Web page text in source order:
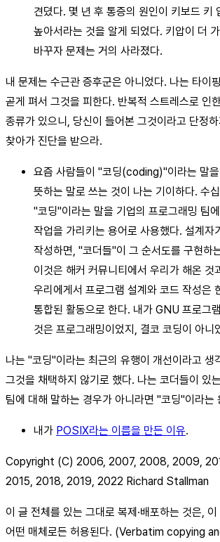
견뎠다. 몇 년 후 통증의 원인이 키보드 키
높아서라는 것을 알게 되었다. 키압이 더
바꾸자 문제는 거의 사라졌다.
내 문제는 수근관 증후군은 아니었다. 나는 타이
곧게 펴서 그것을 피한다. 반복적 스트레스로 인
종류가 있으니, 당신이 들어본 그것이라고 단정
찾아가 진단을 받으라.
요즘 사람들이 "코딩(coding)"이라는 말
뜻하는 말로 쓰는 것이 나는 기이하다. 수
"코딩"이라는 말을 기업의 프로그래밍 팀
작업을 가리키는 용어로 사용했다. 설계자
작성하면, "코더들"이 그 순서도를 구현하
이것은 해커 커뮤니티에서 우리가 해온
우리에게서 프로그램 설계와 코드 작성은
통합된 활동으로 한다. 내가 GNU 프로그
것은 프로그래밍이었지, 결코 코딩이 아니
나는 "코딩"이라는 최근의 유행이 개선이라고 생
그것을 채택하지 않기로 했다. 나는 코더들이 있
팀에 대해 말하는 경우가 아니라면 "코딩"이라는
내가 POSIX라는 이름을 만든 이유.
Copyright (C) 2006, 2007, 2008, 2009,
2015, 2018, 2019, 2022 Richard Stallman
이 글 전체를 있는 그대로 복제·배포하는 것은,
어떤 매체로든 허용된다. (Verbatim copying